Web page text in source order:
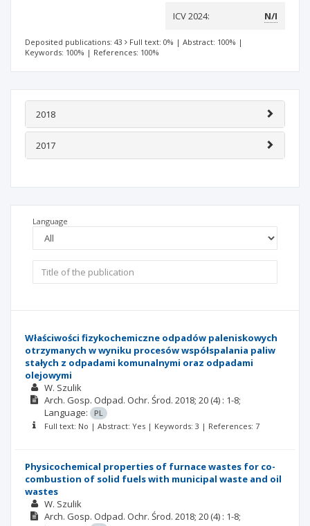
ICV 2024: N/I
Deposited publications: 43 Full text: 0% | Abstract: 100% |
Keywords: 100% | References: 100%
2018
2017
Language
Właściwości fizykochemiczne odpadów paleniskowych
otrzymanych w wyniku procesów współspalania paliw
stałych z odpadami komunalnymi oraz odpadami
olejowymi
W. Szulik
Arch. Gosp. Odpad. Ochr. Środ. 2018; 20 (4) : 1-8;
Language:
PL
Full text: No | Abstract: Yes | Keywords: 3 | References: 7
Physicochemical properties of furnace wastes for co-
combustion of solid fuels with municipal waste and oil
wastes
W. Szulik
Arch. Gosp. Odpad. Ochr. Środ. 2018; 20 (4) : 1-8;